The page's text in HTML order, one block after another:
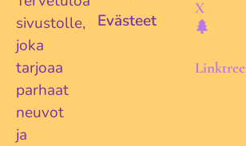
sivustolle,
joka
tarjoaa
parhaat
neuvot
ja
Evästeet
X
Linktree